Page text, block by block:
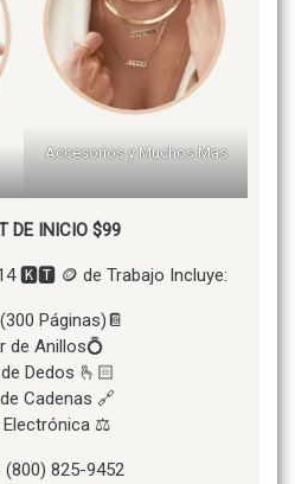
Accesorios y Muchos Mas
DE INICIO $99
🅺🆃 🪙 de Trabajo Incluye:
Páginas)📔
de Anillos💍
Dedos 🫰🏻
Cadenas 🔗
Electrónica ⚖️
(800) 825-9452